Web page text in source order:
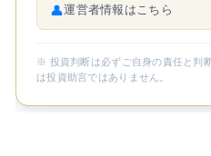
👤運営者情報はこちら
※ 投資判断は必ずご自身の責任と判
は投資助言ではありません。